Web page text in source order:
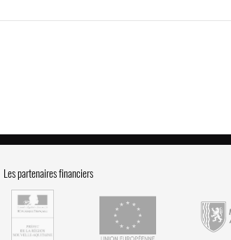
Les partenaires financiers